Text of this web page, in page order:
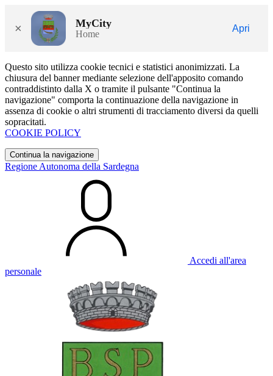
× MyCity
Home
Apri
Questo sito utilizza cookie tecnici e statistici anonimizzati. La
chiusura del banner mediante selezione dell'apposito comando
contraddistinto dalla X o tramite il pulsante "Continua la
navigazione" comporta la continuazione della navigazione in
assenza di cookie o altri strumenti di tracciamento diversi da quelli
sopracitati.
COOKIE POLICY
Continua la navigazione
Regione Autonoma della Sardegna
Accedi all'area
personale